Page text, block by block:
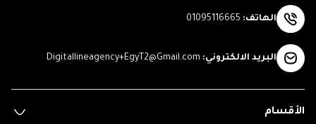
الهاتف:
01095116665
البريد الالكتروني:
Digitallineagency+EgyT2@Gmail.com
الأقسام